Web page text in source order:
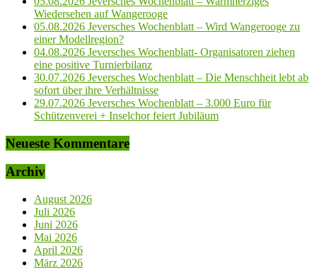
Wiedersehen auf Wangerooge
05.08.2026 Jeversches Wochenblatt – Wird Wangerooge zu
einer Modellregion?
04.08.2026 Jeversches Wochenblatt- Organisatoren ziehen
eine positive Turnierbilanz
30.07.2026 Jeversches Wochenblatt – Die Menschheit lebt ab
sofort über ihre Verhältnisse
29.07.2026 Jeversches Wochenblatt – 3.000 Euro für
Schützenverei + Inselchor feiert Jubiläum
Neueste Kommentare
Archiv
August 2026
Juli 2026
Juni 2026
Mai 2026
April 2026
März 2026